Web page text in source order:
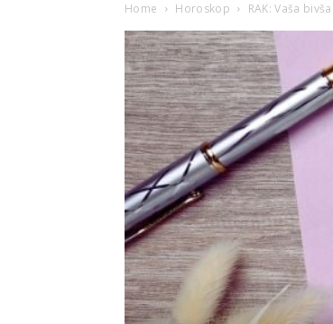
Home Horoskop RAK: Vaša